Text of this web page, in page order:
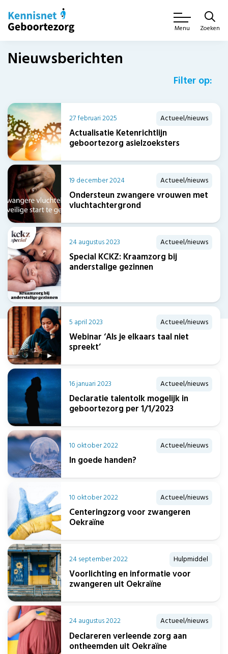
Menu Zoeken
Nieuwsberichten
Filter op:
27 februari 2025 Actueel/nieuws
Actualisatie Ketenrichtlijn
geboortezorg asielzoeksters
19 december 2024 Actueel/nieuws
Ondersteun zwangere vrouwen met
vluchtachtergrond
24 augustus 2023 Actueel/nieuws
Special KCKZ: Kraamzorg bij
anderstalige gezinnen
5 april 2023 Actueel/nieuws
Webinar ‘Als je elkaars taal niet
spreekt’
16 januari 2023 Actueel/nieuws
Declaratie talentolk mogelijk in
geboortezorg per 1/1/2023
10 oktober 2022 Actueel/nieuws
In goede handen?
10 oktober 2022 Actueel/nieuws
Centeringzorg voor zwangeren
Oekraïne
24 september 2022 Hulpmiddel
Voorlichting en informatie voor
zwangeren uit Oekraïne
24 augustus 2022 Actueel/nieuws
Declareren verleende zorg aan
ontheemden uit Oekraïne